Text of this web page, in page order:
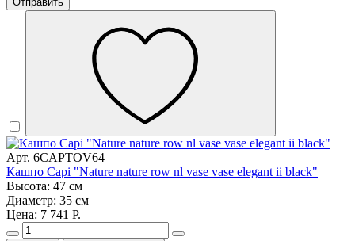
Арт. 6CAPTOV64
Кашпо Capi "Nature nature row nl vase vase elegant ii black"
Высота: 47 см
Диаметр: 35 см
Цена: 7 741 Р.